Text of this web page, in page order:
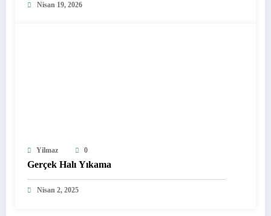
Nisan 19, 2026
Yilmaz 0
Gerçek Halı Yıkama
Nisan 2, 2025